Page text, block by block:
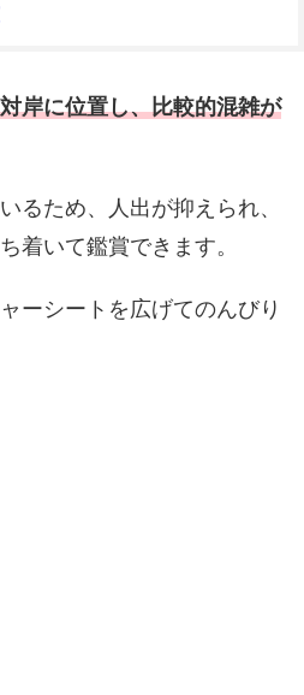
岸に位置し、比較的混雑が
るため、人出が抑えられ、
着いて鑑賞できます。
ーシートを広げてのんびり